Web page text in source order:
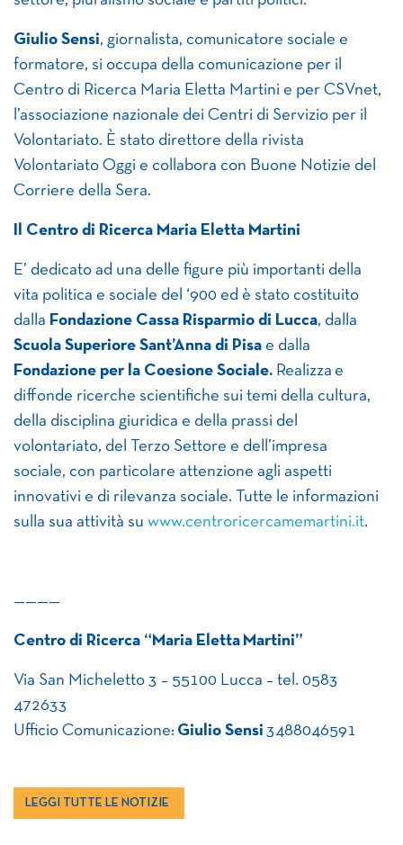
Giulio Sensi, giornalista, comunicatore sociale e
formatore, si occupa della comunicazione per il
Centro di Ricerca Maria Eletta Martini e per CSVnet,
l’associazione nazionale dei Centri di Servizio per il
Volontariato. È stato direttore della rivista
Volontariato Oggi e collabora con Buone Notizie del
Corriere della Sera.
Il Centro di Ricerca Maria Eletta Martini
E’ dedicato ad una delle figure più importanti della
vita politica e sociale del ‘900 ed è stato costituito
dalla Fondazione Cassa Risparmio di Lucca, dalla
Scuola Superiore Sant’Anna di Pisa e dalla
Fondazione per la Coesione Sociale. Realizza e
diffonde ricerche scientifiche sui temi della cultura,
della disciplina giuridica e della prassi del
volontariato, del Terzo Settore e dell’impresa
sociale, con particolare attenzione agli aspetti
innovativi e di rilevanza sociale. Tutte le informazioni
sulla sua attività su www.centroricercamemartini.it.
————
Centro di Ricerca “Maria Eletta Martini”
Via San Micheletto 3 – 55100 Lucca – tel. 0583
472633
Ufficio Comunicazione: Giulio Sensi 3488046591
LEGGI TUTTE LE NOTIZIE